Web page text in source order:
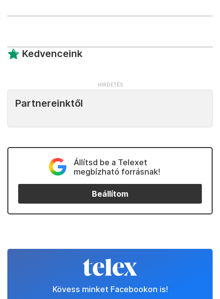
Kedvenceink
Partnereinktől
Állítsd be a Telexet
megbízható forrásnak!
Beállítom
Kövess minket Facebookon is!